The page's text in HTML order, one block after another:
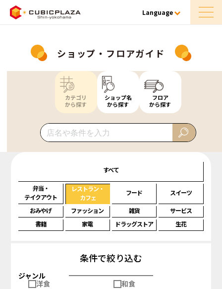
Language
ショップ・フロアガイド
カテゴリ
から探す
ショップ名
から探す
フロア
から探す
すべて
弁当・
テイクアウト
レストラン・
カフェ
フード スイーツ
おみやげ ファッション 雑貨
サービス
書籍
家電 ドラッグストア 生花
条件で絞り込む
ジャンル
洋食
和食